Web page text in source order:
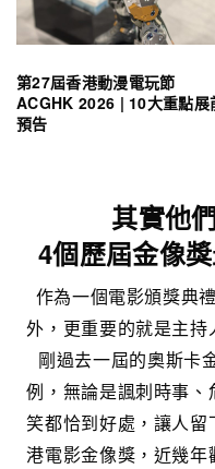
第27屆香港動漫電玩節
ACGHK 2026 | 10大重點展
預告
其實他
4個歷屆金像
作為一個電影頒獎典
外，更重要的就是主
剛過去一屆的奧斯卡
例，無論是諷刺時事
笑都恰到好處，讓人
港電影金像獎，近幾年